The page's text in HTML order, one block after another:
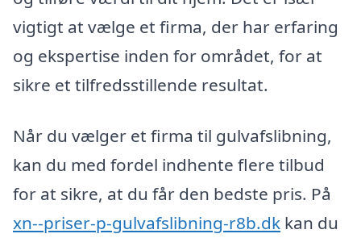
vigtigt at vælge et firma, der har erfaring
og ekspertise inden for området, for at
sikre et tilfredsstillende resultat.
Når du vælger et firma til gulvafslibning,
kan du med fordel indhente flere tilbud
for at sikre, at du får den bedste pris. På
xn--priser-p-gulvafslibning-r8b.dk kan du